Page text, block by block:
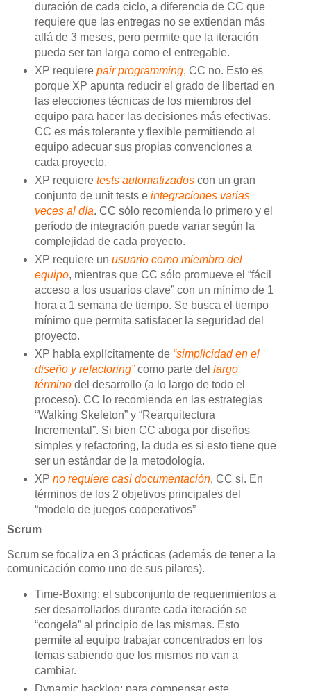
duración de cada ciclo, a diferencia de CC que
requiere que las entregas no se extiendan más
allá de 3 meses, pero permite que la iteración
pueda ser tan larga como el entregable.
XP requiere pair programming, CC no. Esto es
porque XP apunta reducir el grado de libertad en
las elecciones técnicas de los miembros del
equipo para hacer las decisiones más efectivas.
CC es más tolerante y flexible permitiendo al
equipo adecuar sus propias convenciones a
cada proyecto.
XP requiere tests automatizadoscon un gran
conjunto de unit tests e integraciones varias
veces al día. CC sólo recomienda lo primero y el
período de integración puede variar según la
complejidad de cada proyecto.
XP requiere un usuario como miembro del
equipo, mientras que CC sólo promueve el “fácil
acceso a los usuarios clave” con un mínimo de 1
hora a 1 semana de tiempo. Se busca el tiempo
mínimo que permita satisfacer la seguridad del
proyecto.
XP habla explícitamente de “simplicidad en el
diseño y refactoring”como parte del largo
términodel desarrollo (a lo largo de todo el
proceso). CC lo recomienda en las estrategias
“Walking Skeleton” y “Rearquitectura
Incremental”. Si bien CC aboga por diseños
simples y refactoring, la duda es si esto tiene que
ser un estándar de la metodología.
XP no requiere casi documentación, CC si. En
términos de los 2 objetivos principales del
“modelo de juegos cooperativos”
Scrum
Scrum se focaliza en 3 prácticas (además de tener a la
comunicación como uno de sus pilares).
Time-Boxing: el subconjunto de requerimientos a
ser desarrollados durante cada iteración se
“congela” al principio de las mismas. Esto
permite al equipo trabajar concentrados en los
temas sabiendo que los mismos no van a
cambiar.
Dynamic backlog: para compensar este